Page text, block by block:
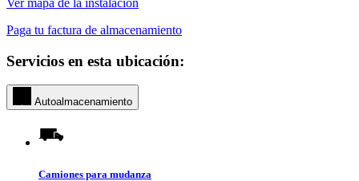
Ver mapa de la instalación
Paga tu factura de almacenamiento
Servicios en esta ubicación:
Autoalmacenamiento
Camiones para mudanza